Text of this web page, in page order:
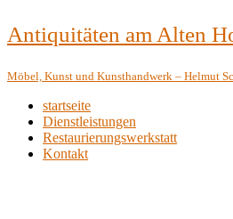
Antiquitäten am Alten
Möbel, Kunst und Kunsthandwerk – Helmut
startseite
Dienstleistungen
Restaurierungswerkstatt
Kontakt